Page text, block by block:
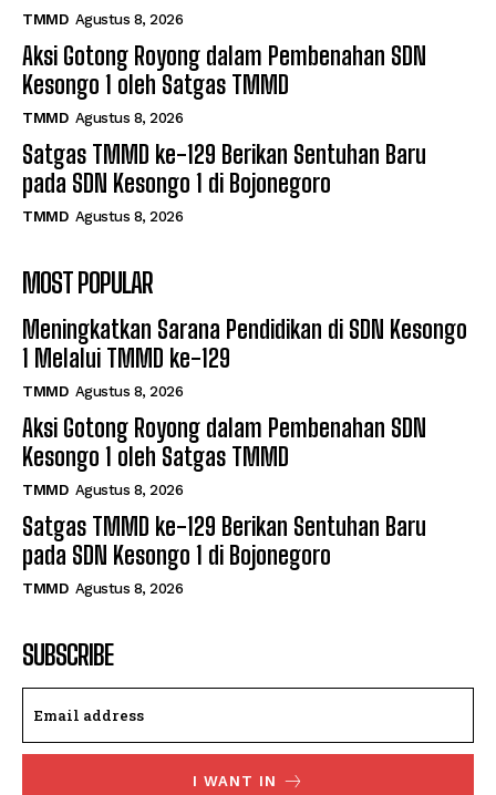
TMMD Agustus 8, 2026
Aksi Gotong Royong dalam Pembenahan SDN
Kesongo 1 oleh Satgas TMMD
TMMD Agustus 8, 2026
Satgas TMMD ke-129 Berikan Sentuhan Baru
pada SDN Kesongo 1 di Bojonegoro
TMMD Agustus 8, 2026
MOST POPULAR
Meningkatkan Sarana Pendidikan di SDN Kesongo
1 Melalui TMMD ke-129
TMMD Agustus 8, 2026
Aksi Gotong Royong dalam Pembenahan SDN
Kesongo 1 oleh Satgas TMMD
TMMD Agustus 8, 2026
Satgas TMMD ke-129 Berikan Sentuhan Baru
pada SDN Kesongo 1 di Bojonegoro
TMMD Agustus 8, 2026
SUBSCRIBE
I WANT IN